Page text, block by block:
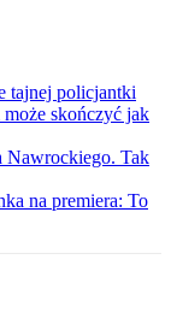
tajnej policjantki
skończyć jak
Nawrockiego. Tak
na premiera: To